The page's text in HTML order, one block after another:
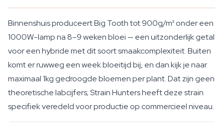
Binnenshuis produceert Big Tooth tot 900g/m² onder een
1000W-lamp na 8–9 weken bloei — een uitzonderlijk getal
voor een hybride met dit soort smaakcomplexiteit. Buiten
komt er ruwweg een week bloeitijd bij, en dan kijk je naar
maximaal 1kg gedroogde bloemen per plant. Dat zijn geen
theoretische labcijfers; Strain Hunters heeft deze strain
specifiek veredeld voor productie op commercieel niveau.